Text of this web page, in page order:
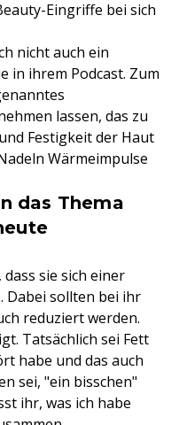
Eingriffe bei sich
nicht auch ein
in ihrem Podcast. Zum
lassen, das zu
Festigkeit der Haut
Wärmeimpulse
das Thema
sie sich einer
Dabei sollten bei ihr
reduziert werden.
Tatsächlich sei Fett
habe und das auch
sei, "ein bisschen"
ihr, was ich habe